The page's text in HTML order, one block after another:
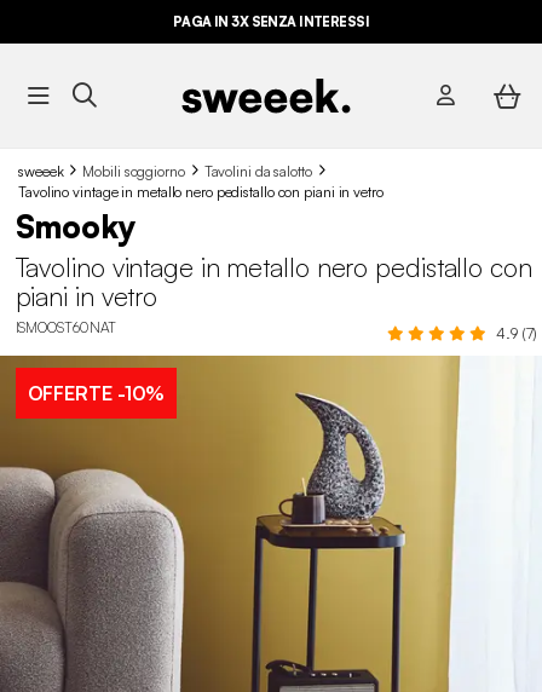
PAGA IN 3X SENZA INTERESSI
sweeek Mobili soggiorno
Tavolini da salotto
Tavolino vintage in metallo nero pedistallo con piani in vetro
Smooky
Tavolino vintage in metallo nero pedistallo con
piani in vetro
ISMOOST60NAT 4.9 (7)
OFFERTE-10%